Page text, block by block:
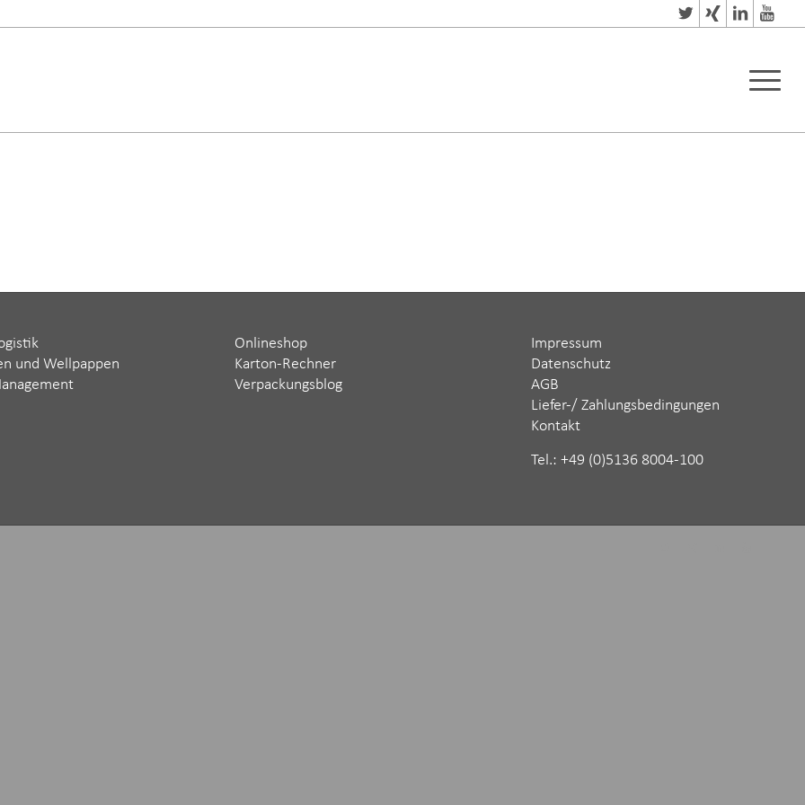
und Wellpappen
Onlineshop
Karton-Rechner
Verpackungsblog
Impressum
Datenschutz
AGB
Liefer-/ Zahlungsbedingungen
Kontakt
Tel.: ‪+49 (0)5136 8004-100